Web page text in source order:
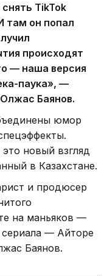
TikTok
там он попал
происходят
— наша версия
паука», —
Баянов.
юмор
новый взгляд
в Казахстане.
и продюсер
на маньяков —
— Айторе
Баянов.